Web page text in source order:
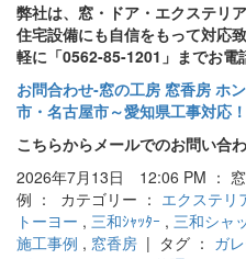
弊社は、窓・ドア・エクステリ
住宅設備にも自信をもって対応
軽に「0562-85-1201」までお電
お問合わせ‐窓の工房 窓香房 ホ
市・名古屋市～愛知県工事対応
こちらからメールでのお問い合
2026年7月13日 12:06 PM ：
例 ： カテゴリー ： エクステリ
トーヨー , 三和ｼｬｯﾀｰ , 三和シャ
施工事例 , 窓香房 | タグ ： ガ